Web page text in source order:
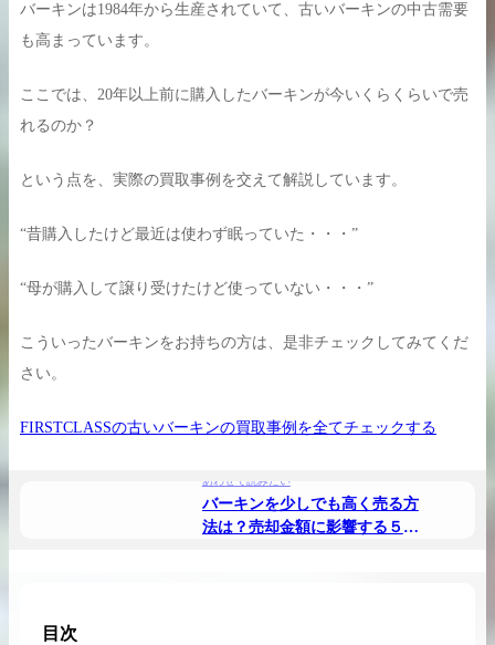
買取実績はこちらから
2026.04.10
バーキンは1984年から生産されていて、古いバーキンの中古需要
も高まっています。
ここでは、20年以上前に購入したバーキンが今いくらくらいで売
れるのか？
という点を、実際の買取事例を交えて解説しています。
“昔購入したけど最近は使わず眠っていた・・・”
“母が購入して譲り受けたけど使っていない・・・”
こういったバーキンをお持ちの方は、是非チェックしてみてくだ
さい。
FIRSTCLASSの古いバーキンの買取事例を全てチェックする
あわせて読みたい
バーキンを少しでも高く売る方
法は？売却金額に影響する５つ
目次